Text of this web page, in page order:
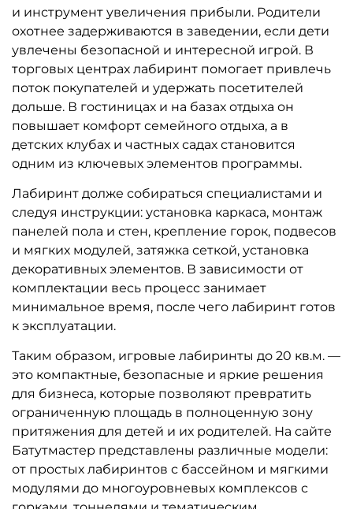
2 237 970 ₽
2 131 400 ₽
239 610 ₽
228 200 ₽
Показать еще
1 2 3 … 11
Другие интересные категории
Все игровые лабиринты
Средние игровые
лабиринты 20-50 кв.м.